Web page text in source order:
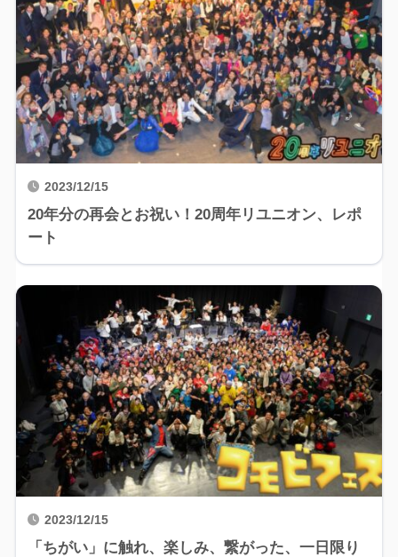
2023/12/15
20年分の再会とお祝い！20周年リユニオン、レポ
ート
2023/12/15
「ちがい」に触れ、楽しみ、繋がった、一日限り